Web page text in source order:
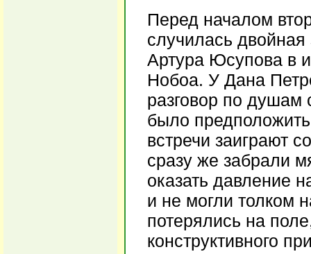
Перед началом
случилась
Артура Юсупова в
Нобоа. У Дана
разговор по
было
встречи заиграют
сразу же забрали
оказать давление
и не могли толком
потерялись на
конструктивного